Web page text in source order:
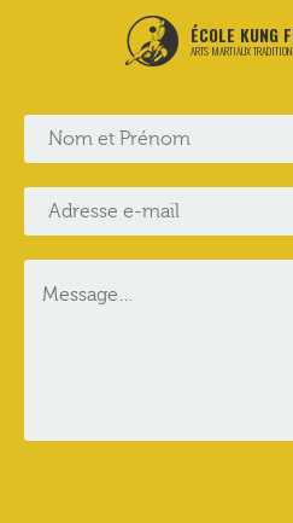
ÉCOLE KUNG
ARTS MARTIAUX